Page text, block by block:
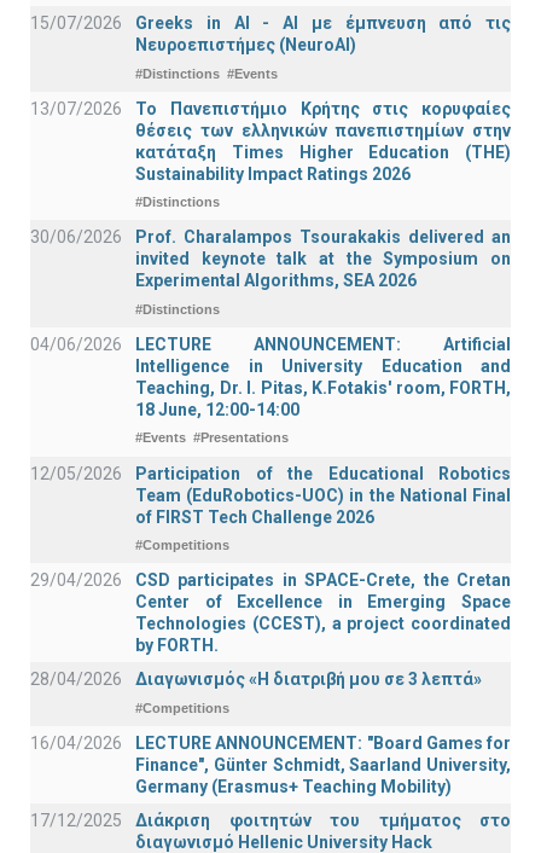
15/07/2026
Greeks in AI - ΑΙ με έμπνευση από τις
Νευροεπιστήμες (NeuroAI)
#Distinctions #Events
13/07/2026
Το Πανεπιστήμιο Κρήτης στις κορυφαίες
θέσεις των ελληνικών πανεπιστημίων στην
κατάταξη Times Higher Education (ΤΗΕ)
Sustainability Impact Ratings 2026
#Distinctions
30/06/2026
Prof. Charalampos Tsourakakis delivered an
invited keynote talk at the Symposium on
Experimental Algorithms, SEA 2026
#Distinctions
04/06/2026
LECTURE ANNOUNCEMENT: Artificial
Intelligence in University Education and
Teaching, Dr. I. Pitas, K.Fotakis' room, FORTH,
18 June, 12:00-14:00
#Events #Presentations
12/05/2026
Participation of the Educational Robotics
Team (EduRobotics-UOC) in the National Final
of FIRST Tech Challenge 2026
#Competitions
29/04/2026
CSD participates in SPACE-Crete, the Cretan
Center of Excellence in Emerging Space
Technologies (CCEST), a project coordinated
by FORTH.
28/04/2026
Διαγωνισμός «Η διατριβή μου σε 3 λεπτά»
#Competitions
16/04/2026
LECTURE ANNOUNCEMENT: "Board Games for
Finance", Günter Schmidt, Saarland University,
Germany (Erasmus+ Teaching Mobility)
17/12/2025
Διάκριση φοιτητών του τμήματος στο
διαγωνισμό Hellenic University Hack